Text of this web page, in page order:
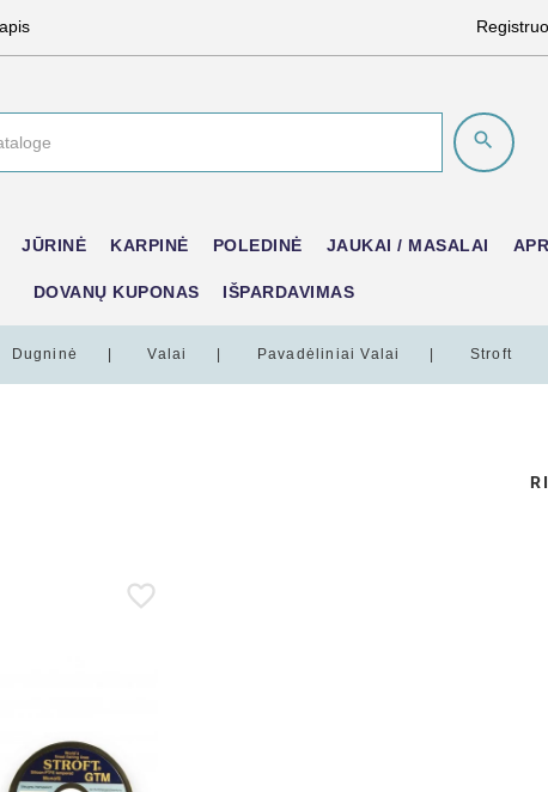
JŪRINĖ KARPINĖ POLEDINĖ JAUKAI / MASALAI
DOVANŲ KUPONAS IŠPARDAVIMAS
Dugninė Valai Pavadėliniai Valai Stroft